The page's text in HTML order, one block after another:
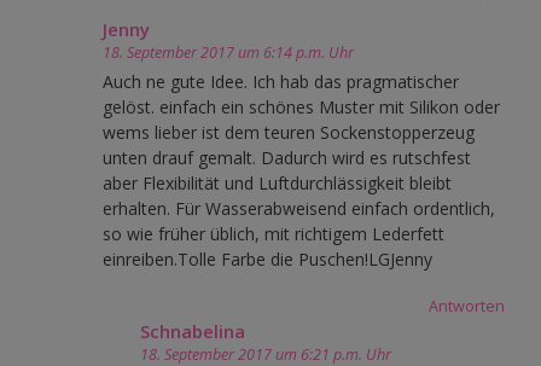
Jenny
18. September 2017 um 6:14 p.m. Uhr
Auch ne gute Idee. Ich hab das pragmatischer
gelöst. einfach ein schönes Muster mit Silikon oder
wems lieber ist dem teuren Sockenstopperzeug
unten drauf gemalt. Dadurch wird es rutschfest
aber Flexibilität und Luftdurchlässigkeit bleibt
erhalten. Für Wasserabweisend einfach ordentlich,
so wie früher üblich, mit richtigem Lederfett
einreiben.Tolle Farbe die Puschen!LGJenny
Antworten
Schnabelina
18. September 2017 um 6:21 p.m. Uhr